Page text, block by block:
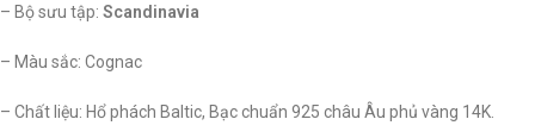
– Bộ sưu tập: Scandinavia
– Màu sắc: Cognac
– Chất liệu: Hổ phách Baltic, Bạc chuẩn 925 châu Âu phủ vàng 14K.